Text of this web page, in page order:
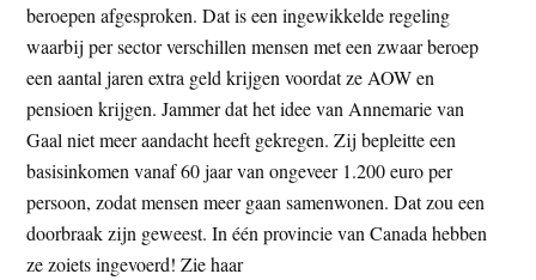
beroepen afgesproken. Dat is een ingewikkelde regeling
waarbij per sector verschillen mensen met een zwaar beroep
een aantal jaren extra geld krijgen voordat ze AOW en
pensioen krijgen. Jammer dat het idee van Annemarie van
Gaal niet meer aandacht heeft gekregen. Zij bepleitte een
basisinkomen vanaf 60 jaar van ongeveer 1.200 euro per
persoon, zodat mensen meer gaan samenwonen. Dat zou een
doorbraak zijn geweest. In één provincie van Canada hebben
ze zoiets ingevoerd! Zie haar